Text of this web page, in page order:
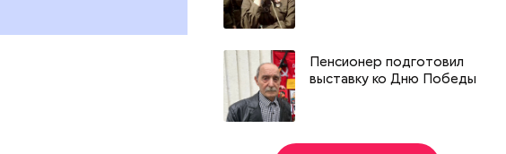
Пенсионер подготовил
выставку ко Дню Победы